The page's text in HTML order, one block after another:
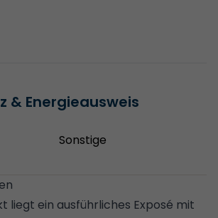
& Energieausweis
Sonstige
liegt ein ausführliches Exposé mit